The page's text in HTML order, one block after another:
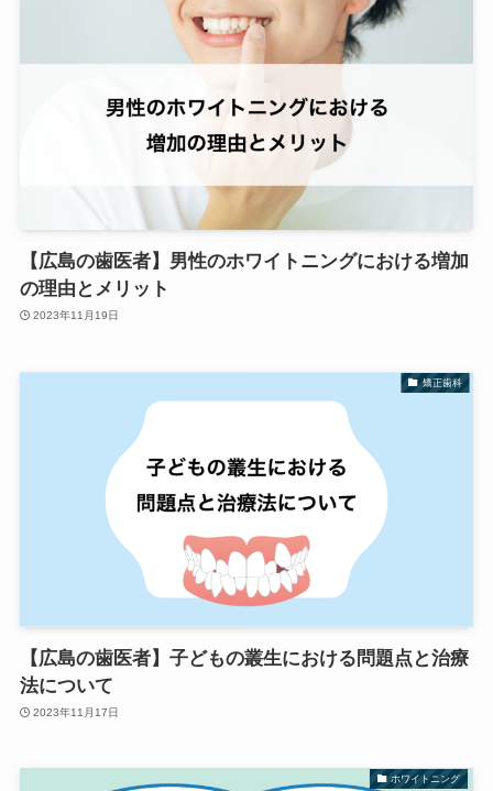
【広島の歯医者】男性のホワイトニングにおける増加
の理由とメリット
2023年11月19日
矯正歯科
【広島の歯医者】子どもの叢生における問題点と治療
法について
2023年11月17日
ホワイトニング